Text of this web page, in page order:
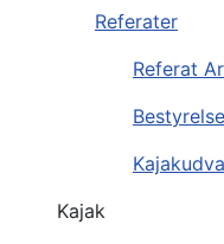
Referater
Referat
Kajak